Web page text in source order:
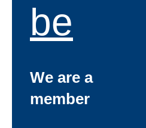
be
We are a
member